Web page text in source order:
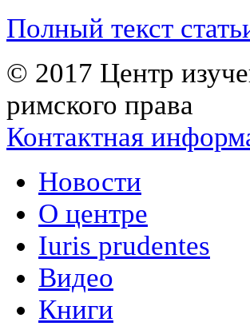
Полный текст
© 2017 Центр
римского права
Контактная
Новости
О центре
Iuris prudentes
Видео
Книги